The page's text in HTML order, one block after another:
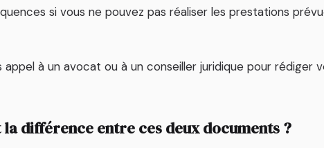
si vous ne pouvez pas réaliser les prestations
appel à un avocat ou à un conseiller juridique pour
différence entre ces deux documents ?